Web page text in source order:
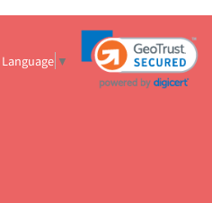
お祝い花のマナー総まとめ
職
解は？
開店祝いの花 選び方ガイ
▼